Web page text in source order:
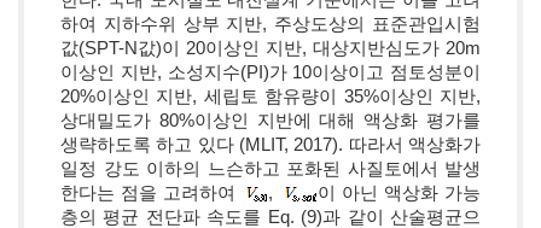
하여 지하수위 상부 지반, 주상도상의 표준관입시험
값(SPT-N값)이 20이상인 지반, 대상지반심도가 20m
이상인 지반, 소성지수(PI)가 10이상이고 점토성분이
20%이상인 지반, 세립토 함유량이 35%이상인 지반,
상대밀도가 80%이상인 지반에 대해 액상화 평가를
생략하도록 하고 있다 (MLIT, 2017). 따라서 액상화가
일정 강도 이하의 느슨하고 포화된 사질토에서 발생
한다는 점을 고려하여
,
이 아닌 액상화 가능
층의 평균 전단파 속도를 Eq. (9)과 같이 산술평균으